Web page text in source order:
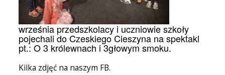
września przedszkolacy i uczniowie szkoły
pojechali do Czeskiego Cieszyna na spektakl
pt.: O 3 królewnach i 3głowym smoku.
Kilka zdjęć na naszym FB.